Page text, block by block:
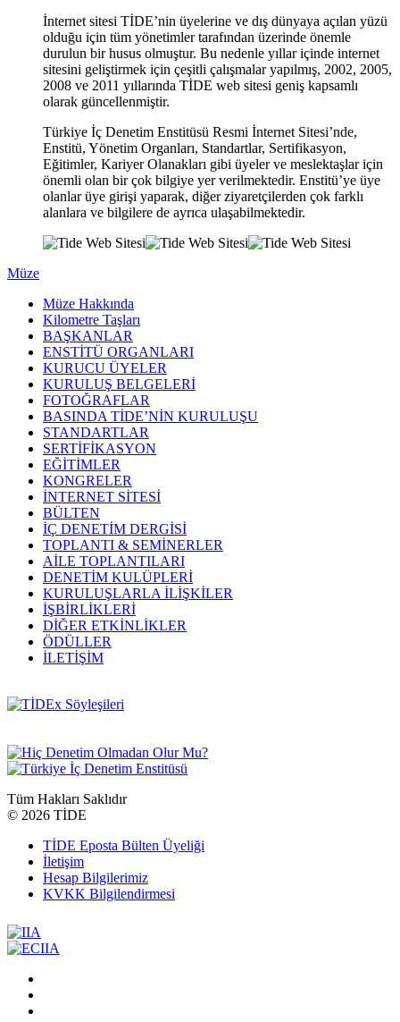
İnternet sitesi TİDE’nin üyelerine ve dış dünyaya açılan yüzü
olduğu için tüm yönetimler tarafından üzerinde önemle
durulun bir husus olmuştur. Bu nedenle yıllar içinde internet
sitesini geliştirmek için çeşitli çalışmalar yapılmış, 2002, 2005,
2008 ve 2011 yıllarında TİDE web sitesi geniş kapsamlı
olarak güncellenmiştir.
Türkiye İç Denetim Enstitüsü Resmi İnternet Sitesi’nde,
Enstitü, Yönetim Organları, Standartlar, Sertifikasyon,
Eğitimler, Kariyer Olanakları gibi üyeler ve meslektaşlar için
önemli olan bir çok bilgiye yer verilmektedir. Enstitü’ye üye
olanlar üye girişi yaparak, diğer ziyaretçilerden çok farklı
alanlara ve bilgilere de ayrıca ulaşabilmektedir.
Müze
Müze Hakkında
Kilometre Taşları
BAŞKANLAR
ENSTİTÜ ORGANLARI
KURUCU ÜYELER
KURULUŞ BELGELERİ
FOTOĞRAFLAR
BASINDA TİDE’NİN KURULUŞU
STANDARTLAR
SERTİFİKASYON
EĞİTİMLER
KONGRELER
İNTERNET SİTESİ
BÜLTEN
İÇ DENETİM DERGİSİ
TOPLANTI & SEMİNERLER
AİLE TOPLANTILARI
DENETİM KULÜPLERİ
KURULUŞLARLA İLİŞKİLER
İŞBİRLİKLERİ
DİĞER ETKİNLİKLER
ÖDÜLLER
İLETİŞİM
Tüm Hakları Saklıdır
© 2026 TİDE
TİDE Eposta Bülten Üyeliği
İletişim
Hesap Bilgilerimiz
KVKK Bilgilendirmesi